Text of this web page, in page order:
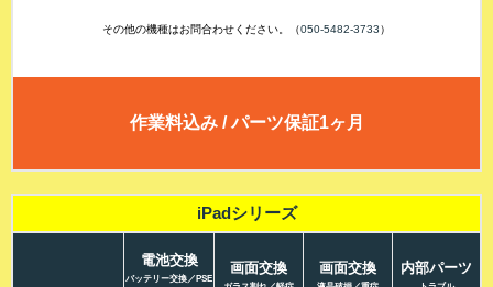
その他の機種はお問合わせください。（050-5482-3733）
作業料込み / パーツ保証1ヶ月
iPadシリーズ
電池交換
バッテリー交換／PSE
画面交換 画面交換 内部パーツ